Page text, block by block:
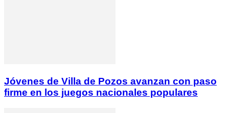
Jóvenes de Villa de Pozos avanzan con paso
firme en los juegos nacionales populares